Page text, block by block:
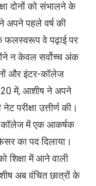
दोनों को संभालने के
अपने पहले वर्ष की
फलस्वरूप वे पढ़ाई पर
न केवल सर्वोच्च अंक
और इंटर-कॉलेज
में, आशीष ने अपने
परीक्षा उत्तीर्ण की।
कॉलेज में एक आकर्षक
का पद दिलाया।
शिक्षा में आने वाली
अब वंचित छात्रों के